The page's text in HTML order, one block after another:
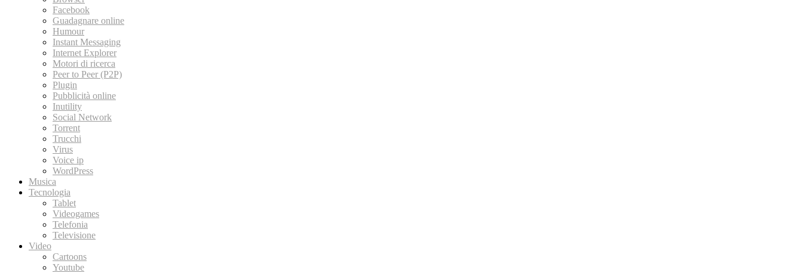
Facebook
Guadagnare online
Humour
Instant Messaging
Internet Explorer
Motori di ricerca
Peer to Peer (P2P)
Plugin
Pubblicità online
Inutility
Social Network
Torrent
Trucchi
Virus
Voice ip
WordPress
Musica
Tecnologia
Tablet
Videogames
Telefonia
Televisione
Video
Cartoons
Youtube